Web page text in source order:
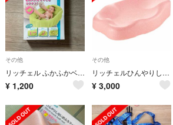
その他
リッチェル ふかふかベビーバスW グリーン
¥ 1,200
その他
リッチェルひんやりしないおふろマットとベビーバスのセット
¥ 3,000